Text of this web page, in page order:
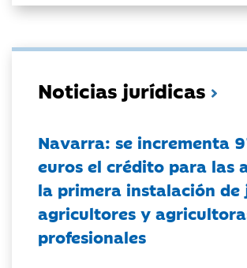
Noticias jurídicas
Navarra: se incrementa
euros el crédito para las
la primera instalación de
agricultores y
profesionales